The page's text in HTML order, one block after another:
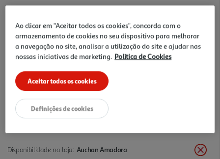
3,19 €
+10% DESC. IMEDIATO PET CLUB
10% de desconto imediato exclusivo para membros do
Pet Club em artigos de marcas especialistas da categoria
O Meu Pet.
Disponibilidade na loja: Auchan Amadora
Ao clicar em "Aceitar todos os cookies", concorda com o
armazenamento de cookies no seu dispositivo para melhorar
a navegação no site, analisar a utilização do site e ajudar nas
nossas iniciativas de marketing. Política de Cookies
Aceitar todos os cookies
Definições de cookies